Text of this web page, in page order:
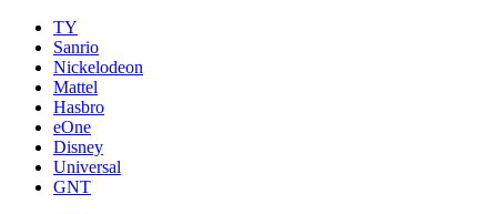
TY
Sanrio
Nickelodeon
Mattel
Hasbro
eOne
Disney
Universal
GNT